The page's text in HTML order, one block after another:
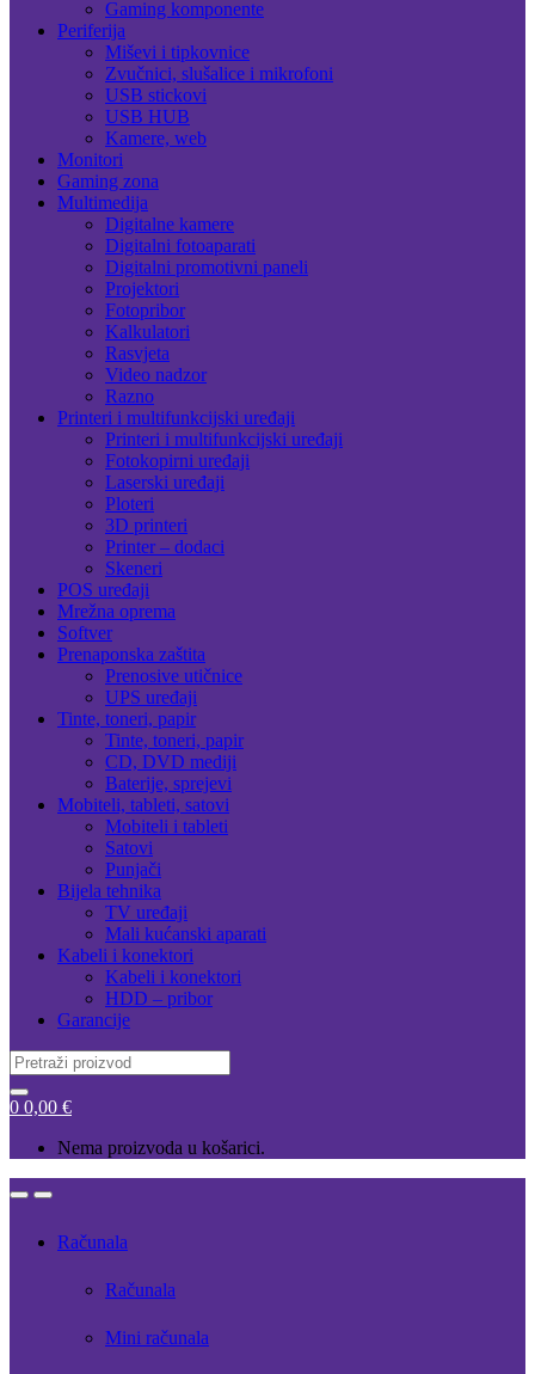
Gaming komponente
Periferija
Miševi i tipkovnice
Zvučnici, slušalice i mikrofoni
USB stickovi
USB HUB
Kamere, web
Monitori
Gaming zona
Multimedija
Digitalne kamere
Digitalni fotoaparati
Digitalni promotivni paneli
Projektori
Fotopribor
Kalkulatori
Rasvjeta
Video nadzor
Razno
Printeri i multifunkcijski uređaji
Printeri i multifunkcijski uređaji
Fotokopirni uređaji
Laserski uređaji
Ploteri
3D printeri
Printer – dodaci
Skeneri
POS uređaji
Mrežna oprema
Softver
Prenaponska zaštita
Prenosive utičnice
UPS uređaji
Tinte, toneri, papir
Tinte, toneri, papir
CD, DVD mediji
Baterije, sprejevi
Mobiteli, tableti, satovi
Mobiteli i tableti
Satovi
Punjači
Bijela tehnika
TV uređaji
Mali kućanski aparati
Kabeli i konektori
Kabeli i konektori
HDD – pribor
Garancije
Search
for:
0 0,00 €
Nema proizvoda u košarici.
OpenClose
Računala
Računala
Mini računala